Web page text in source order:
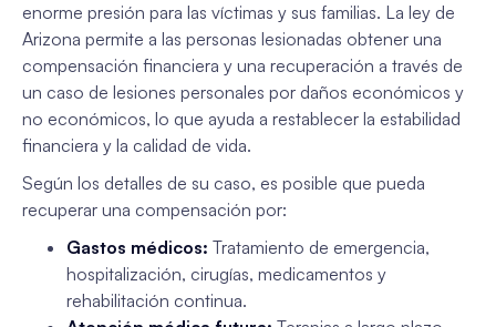
enorme presión para las víctimas y sus familias. La ley de
Arizona permite a las personas lesionadas obtener una
compensación financiera y una recuperación a través de
un caso de lesiones personales por daños económicos y
no económicos, lo que ayuda a restablecer la estabilidad
financiera y la calidad de vida.
Según los detalles de su caso, es posible que pueda
recuperar una compensación por:
Gastos médicos: Tratamiento de emergencia,
hospitalización, cirugías, medicamentos y
rehabilitación continua.